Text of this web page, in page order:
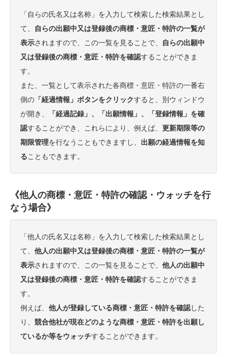
「自らの氏名又は名称」を入力して検索した検索結果とし
て、
自らの出願中又は登録後の商標・意匠・特許の一覧が
表示されますので、この一覧を見ることで、
自らの出願中
又は登録後の商標・意匠・特許を確認することができま
す。
また、一覧として表示された各商標・意匠・特許の一番右
側の 「経過情報」ボタンをクリックすると、別ウィンドウ
が開き、
「経過記録」、「出願情報」、「登録情報」を確
認することができ、これらにより、例えば、 更新期限等の
期限管理を行なうこともできますし、 出願の経過情報を知
ることもできます。
《他人の商標・意匠・特許の確認・ウォッチを行
なう場合》
「他人の氏名又は名称」を入力して検索した検索結果とし
て、 他人の出願中又は登録後の商標・意匠・特許の一覧が
表示されますので、この一覧を見ることで、 他人の出願中
又は登録後の商標・意匠・特許を確認することができま
す。
例えば、 他人が登録している商標・意匠・特許を確認した
り、 競合他社が現在どのような商標・意匠・特許を出願し
ているか等をウォッチすることができます。